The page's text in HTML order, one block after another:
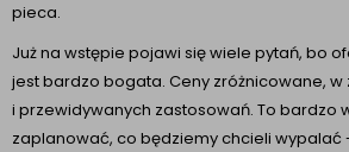
pieca.
Już na wstępie pojawi się wiele pytań, bo
jest bardzo bogata. Ceny zróżnicowane,
i przewidywanych zastosowań. To bardzo
zaplanować, co będziemy chcieli wypalać